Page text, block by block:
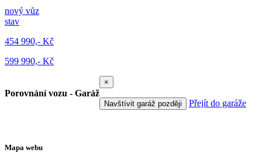
nový vůz
stav
454 990,- Kč
599 990,- Kč
Porovnání vozu - Garáž
×
Navštívit garáž později Přejít do garáže
Mapa webu